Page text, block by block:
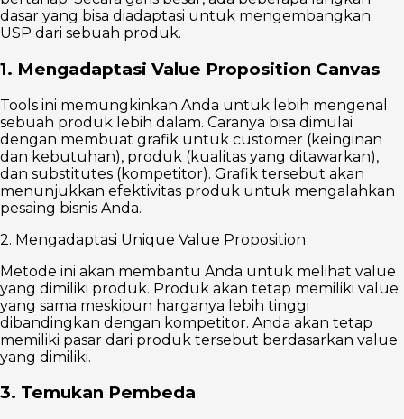
dasar yang bisa diadaptasi untuk mengembangkan
USP dari sebuah produk.
1. Mengadaptasi Value Proposition Canvas
Tools ini memungkinkan Anda untuk lebih mengenal
sebuah produk lebih dalam. Caranya bisa dimulai
dengan membuat grafik untuk customer (keinginan
dan kebutuhan), produk (kualitas yang ditawarkan),
dan substitutes (kompetitor). Grafik tersebut akan
menunjukkan efektivitas produk untuk mengalahkan
pesaing bisnis Anda.
2. Mengadaptasi Unique Value Proposition
Metode ini akan membantu Anda untuk melihat value
yang dimiliki produk. Produk akan tetap memiliki value
yang sama meskipun harganya lebih tinggi
dibandingkan dengan kompetitor. Anda akan tetap
memiliki pasar dari produk tersebut berdasarkan value
yang dimiliki.
3. Temukan Pembeda